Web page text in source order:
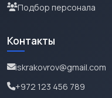
Подбор персонала
Контакты
iskrakovrov@gmail.com
+972 123 456 789